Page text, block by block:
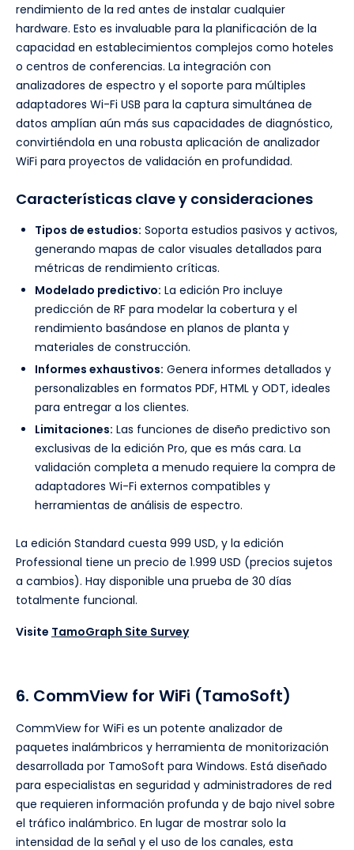
rendimiento de la red antes de instalar cualquier
hardware. Esto es invaluable para la planificación de la
capacidad en establecimientos complejos como hoteles
o centros de conferencias. La integración con
analizadores de espectro y el soporte para múltiples
adaptadores Wi-Fi USB para la captura simultánea de
datos amplían aún más sus capacidades de diagnóstico,
convirtiéndola en una robusta aplicación de analizador
WiFi para proyectos de validación en profundidad.
Características clave y consideraciones
Tipos de estudios: Soporta estudios pasivos y activos,
generando mapas de calor visuales detallados para
métricas de rendimiento críticas.
Modelado predictivo: La edición Pro incluye
predicción de RF para modelar la cobertura y el
rendimiento basándose en planos de planta y
materiales de construcción.
Informes exhaustivos: Genera informes detallados y
personalizables en formatos PDF, HTML y ODT, ideales
para entregar a los clientes.
Limitaciones: Las funciones de diseño predictivo son
exclusivas de la edición Pro, que es más cara. La
validación completa a menudo requiere la compra de
adaptadores Wi-Fi externos compatibles y
herramientas de análisis de espectro.
La edición Standard cuesta 999 USD, y la edición
Professional tiene un precio de 1.999 USD (precios sujetos
a cambios). Hay disponible una prueba de 30 días
totalmente funcional.
Visite TamoGraph Site Survey
6. CommView for WiFi (TamoSoft)
CommView for WiFi es un potente analizador de
paquetes inalámbricos y herramienta de monitorización
desarrollada por TamoSoft para Windows. Está diseñado
para especialistas en seguridad y administradores de red
que requieren información profunda y de bajo nivel sobre
el tráfico inalámbrico. En lugar de mostrar solo la
intensidad de la señal y el uso de los canales, esta